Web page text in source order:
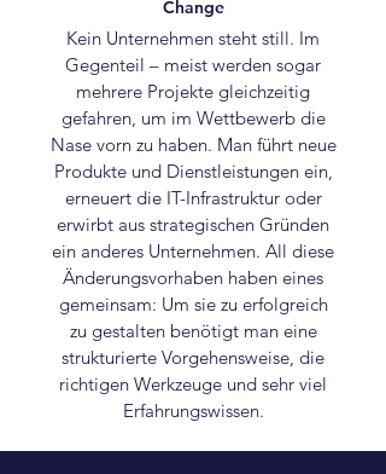
Change
Kein Unternehmen steht still. Im
Gegenteil – meist werden sogar
mehrere Projekte gleichzeitig
gefahren, um im Wettbewerb die
Nase vorn zu haben. Man führt neue
Produkte und Dienstleistungen ein,
erneuert die IT-Infrastruktur oder
erwirbt aus strategischen Gründen
ein anderes Unternehmen. All diese
Änderungsvorhaben haben eines
gemeinsam: Um sie zu erfolgreich
zu gestalten benötigt man eine
strukturierte Vorgehensweise, die
richtigen Werkzeuge und sehr viel
Erfahrungswissen.